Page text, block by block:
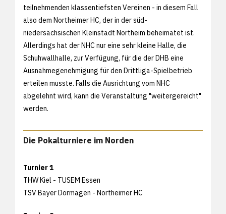
teilnehmenden klassentiefsten Vereinen - in diesem Fall
also dem Northeimer HC, der in der süd-
niedersächsischen Kleinstadt Northeim beheimatet ist.
Allerdings hat der NHC nur eine sehr kleine Halle, die
Schuhwallhalle, zur Verfügung, für die der DHB eine
Ausnahmegenehmigung für den Drittliga-Spielbetrieb
erteilen musste. Falls die Ausrichtung vom NHC
abgelehnt wird, kann die Veranstaltung "weitergereicht"
werden.
Die Pokalturniere im Norden
Turnier 1
THW Kiel - TUSEM Essen
TSV Bayer Dormagen - Northeimer HC